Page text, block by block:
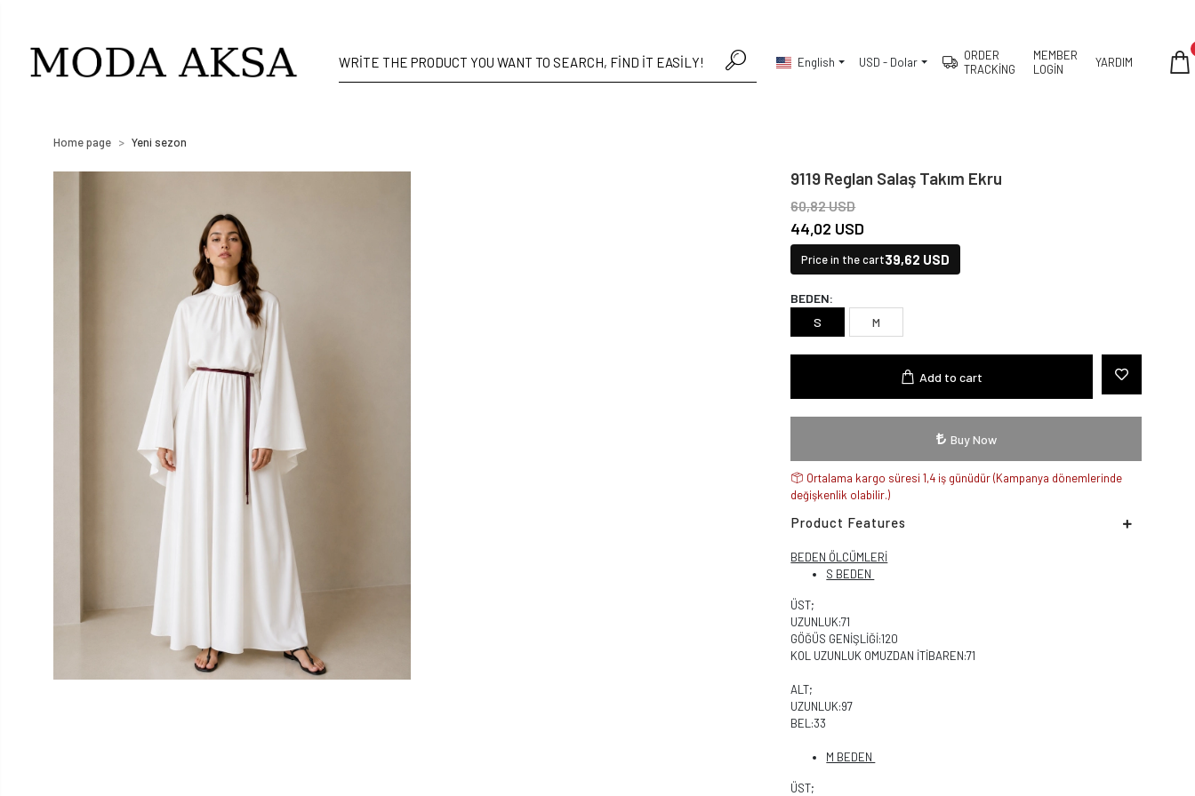
English USD - Dolar
ORDER
TRACKİNG
MEMBER
LOGİN
YARDIM
Home page Yeni sezon
9119 Reglan Salaş Takım Ekru
60,82 USD
44,02 USD
Price in the cart39,62 USD
BEDEN:
S
M
Add to cart
Buy Now
Ortalama kargo süresi 1,4 iş günüdür (Kampanya dönemlerinde
değişkenlik olabilir.)
Product Features
BEDEN ÖLCÜMLERİ
S BEDEN
ÜST;
UZUNLUK:71
GÖĞÜS GENİŞLİĞİ:120
KOL UZUNLUK OMUZDAN İTİBAREN:71
ALT;
UZUNLUK:97
BEL:33
M BEDEN
ÜST;